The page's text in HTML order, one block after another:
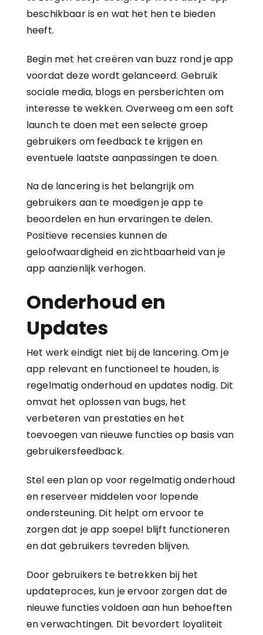
beschikbaar is en wat het hen te bieden
heeft.
Begin met het creëren van buzz rond je app
voordat deze wordt gelanceerd. Gebruik
sociale media, blogs en persberichten om
interesse te wekken. Overweeg om een soft
launch te doen met een selecte groep
gebruikers om feedback te krijgen en
eventuele laatste aanpassingen te doen.
Na de lancering is het belangrijk om
gebruikers aan te moedigen je app te
beoordelen en hun ervaringen te delen.
Positieve recensies kunnen de
geloofwaardigheid en zichtbaarheid van je
app aanzienlijk verhogen.
Onderhoud en
Updates
Het werk eindigt niet bij de lancering. Om je
app relevant en functioneel te houden, is
regelmatig onderhoud en updates nodig. Dit
omvat het oplossen van bugs, het
verbeteren van prestaties en het
toevoegen van nieuwe functies op basis van
gebruikersfeedback.
Stel een plan op voor regelmatig onderhoud
en reserveer middelen voor lopende
ondersteuning. Dit helpt om ervoor te
zorgen dat jeapp soepel blijft functioneren
en dat gebruikers tevreden blijven.
Door gebruikers te betrekken bij het
updateproces, kun je ervoor zorgen dat de
nieuwe functies voldoen aan hun behoeften
en verwachtingen. Dit bevordert loyaliteit